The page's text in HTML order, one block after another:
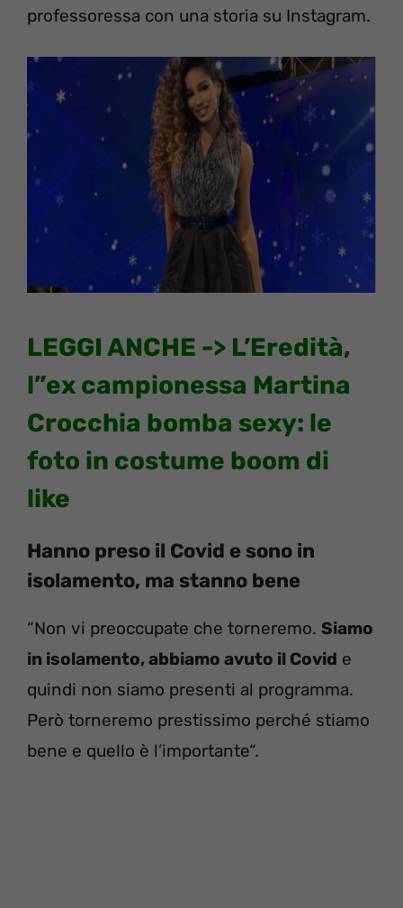
professoressa con una storia su Instagram.
LEGGI ANCHE -> L’Eredità,
l”ex campionessa Martina
Crocchia bomba sexy: le
foto in costume boom di
like
Hanno preso il Covid e sono in
isolamento, ma stanno bene
“Non vi preoccupate che torneremo. Siamo
in isolamento, abbiamo avuto il Covid e
quindi non siamo presenti al programma.
Però torneremo prestissimo perché stiamo
bene e quello è l’importante“.